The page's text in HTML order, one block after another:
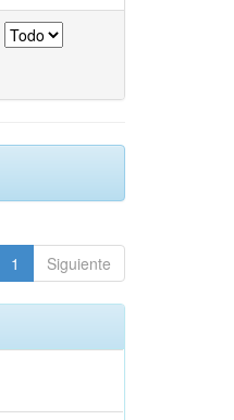
1 Siguiente